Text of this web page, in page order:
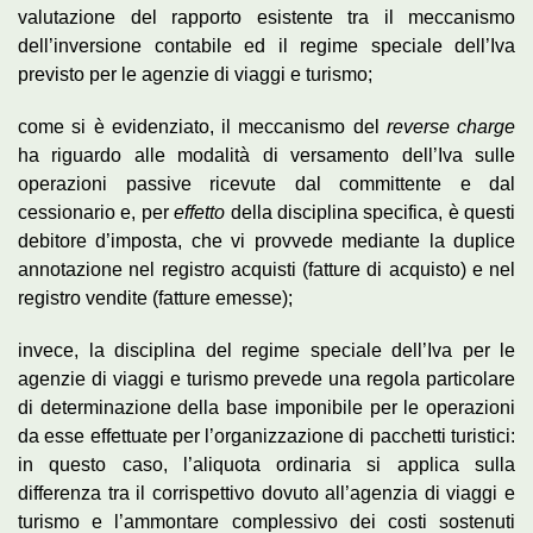
valutazione del rapporto esistente tra il meccanismo
dell’inversione contabile ed il regime speciale dell’Iva
previsto per le agenzie di viaggi e turismo;
come si è evidenziato, il meccanismo del reverse charge
ha riguardo alle modalità di versamento dell’Iva sulle
operazioni passive ricevute dal committente e dal
cessionario e, pereffetto della disciplina specifica, è questi
debitore d’imposta, che vi provvede mediante la duplice
annotazione nel registro acquisti (fatture di acquisto) e nel
registro vendite (fatture emesse);
invece, la disciplina del regime speciale dell’Iva per le
agenzie di viaggi e turismo prevede una regola particolare
di determinazione della base imponibile per le operazioni
da esse effettuate per l’organizzazione di pacchetti turistici:
in questo caso, l’aliquota ordinaria si applica sulla
differenza tra il corrispettivo dovuto all’agenzia di viaggi e
turismo e l’ammontare complessivo dei costi sostenuti